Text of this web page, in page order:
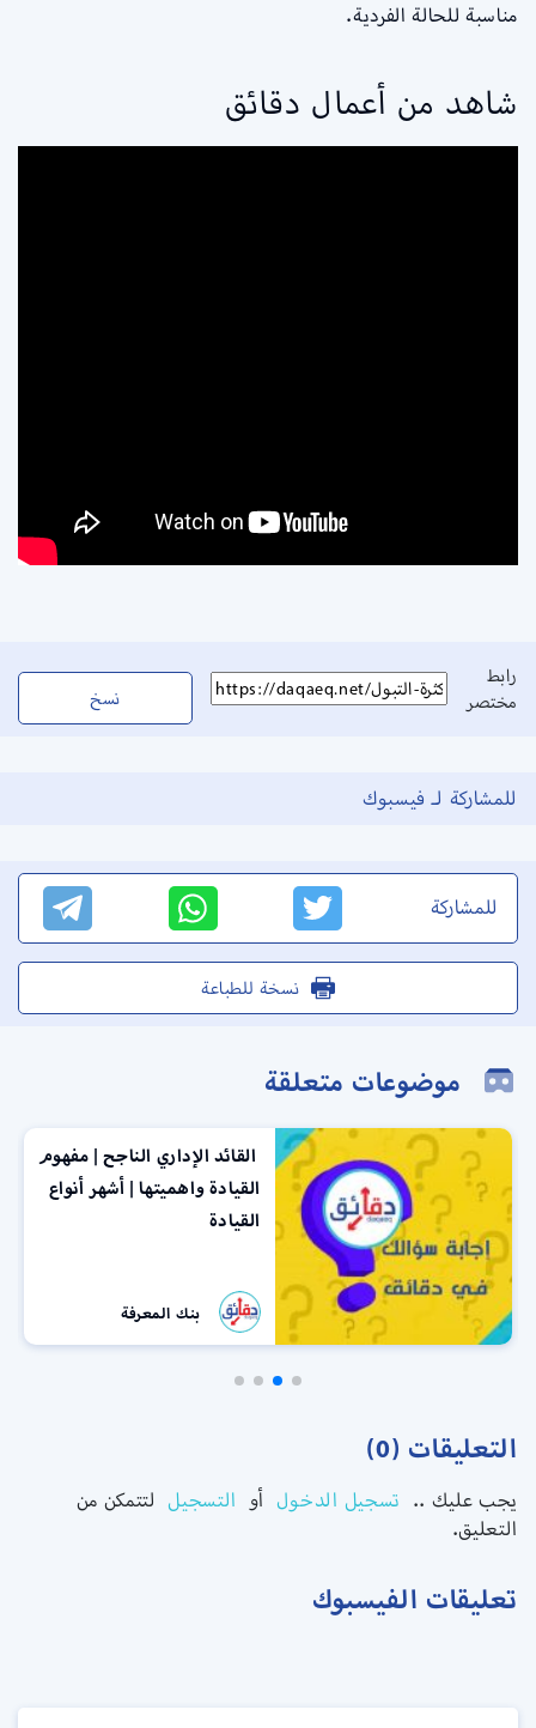
مناسبة للحالة الفردية.
شاهد من أعمال دقائق
رابط
مختصر
نسخ
للمشاركة لـ فيسبوك
للمشاركة
نسخة للطباعة
موضوعات متعلقة
القائد الإداري الناجح | مفهوم
القيادة واهميتها | أشهر أنواع
القيادة
بنك المعرفة
التعليقات (0)
يجب عليك .. تسجيل الدخول أو التسجيل لتتمكن من
التعليق.
تعليقات الفيسبوك